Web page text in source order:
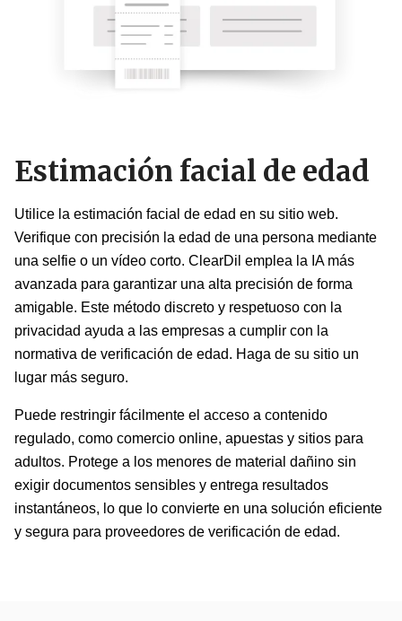
Estimación facial de edad
Utilice la estimación facial de edad en su sitio web.
Verifique con precisión la edad de una persona mediante
una selfie o un vídeo corto. ClearDil emplea la IA más
avanzada para garantizar una alta precisión de forma
amigable. Este método discreto y respetuoso con la
privacidad ayuda a las empresas a cumplir con la
normativa de verificación de edad. Haga de su sitio un
lugar más seguro.
Puede restringir fácilmente el acceso a contenido
regulado, como comercio online, apuestas y sitios para
adultos. Protege a los menores de material dañino sin
exigir documentos sensibles y entrega resultados
instantáneos, lo que lo convierte en una solución eficiente
y segura para proveedores de verificación de edad.